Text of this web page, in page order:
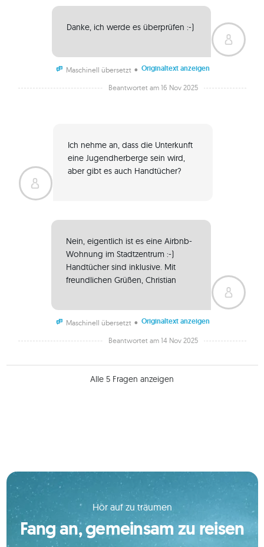
Danke, ich werde es überprüfen :-)
Maschinell übersetzt • Originaltext anzeigen
Beantwortet am 16 Nov 2025
Ich nehme an, dass die Unterkunft
eine Jugendherberge sein wird,
aber gibt es auch Handtücher?
Nein, eigentlich ist es eine Airbnb-
Wohnung im Stadtzentrum :-)
Handtücher sind inklusive. Mit
freundlichen Grüßen, Christian
Maschinell übersetzt • Originaltext anzeigen
Beantwortet am 14 Nov 2025
Alle 5 Fragen anzeigen
Hör auf zu träumen
Fang an, gemeinsam zu reisen